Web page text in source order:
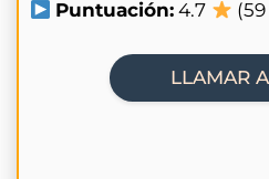
Puntuación: 4.7
LLAMAR